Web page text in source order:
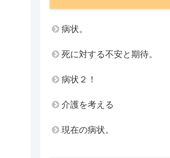
病状。
死に対する不安と期待。
病状２！
介護を考える
現在の病状。